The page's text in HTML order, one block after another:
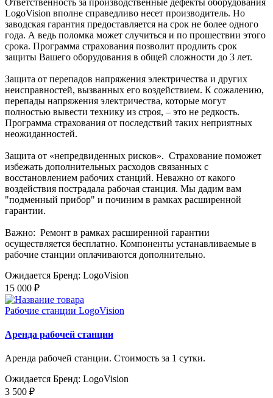
LogoVision вполне справедливо несет производитель. Но
заводская гарантия предоставляется на срок не более одного
года. А ведь поломка может случиться и по прошествии этого
срока. Программа страхования позволит продлить срок
защиты Вашего оборудования в общей сложности до 3 лет.
Защита от перепадов напряжения электричества и других
неисправностей, вызванных его воздействием. К сожалению,
перепады напряжения электричества, которые могут
полностью вывести технику из строя, – это не редкость.
Программа страхования от последствий таких неприятных
неожиданностей.
Защита от «непредвиденных рисков». Страхование поможет
избежать дополнительных расходов связанных с
восстановлением рабочих станций. Неважно от какого
воздействия пострадала рабочая станция. Мы дадим вам
"подменный прибор" и починим в рамках расширенной
гарантии.
Важно: Ремонт в рамках расширенной гарантии
осуществляется бесплатно. Компоненты устанавливаемые в
рабочие станции оплачиваются дополнительно.
Ожидается Бренд: LogoVision
15 000 ₽
Рабочие станции LogoVision
Аренда рабочей станции
Аренда рабочей станции. Стоимость за 1 сутки.
Ожидается Бренд: LogoVision
3 500 ₽